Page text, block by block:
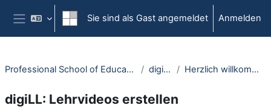
Zum Hauptinhalt
Website-Übersicht
Sie sind als Gast angemeldet Anmelden
Professional School of Education digiLL Herzlich willkommen
digiLL: Lehrvideos erstellen